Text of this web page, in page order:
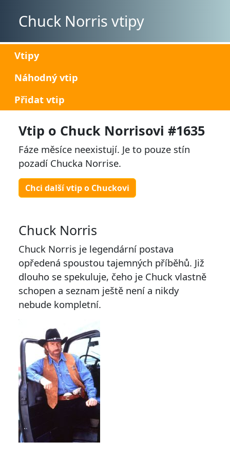
Chuck Norris vtipy
Vtipy
Náhodný vtip
Přidat vtip
Vtip o Chuck Norrisovi #1635
Fáze měsíce neexistují. Je to pouze stín
pozadí Chucka Norrise.
Chci další vtip o Chuckovi
Chuck Norris
Chuck Norris je legendární postava
opředená spoustou tajemných příběhů. Již
dlouho se spekuluje, čeho je Chuck vlastně
schopen a seznam ještě není a nikdy
nebude kompletní.